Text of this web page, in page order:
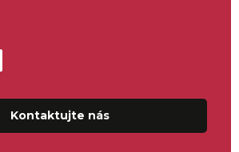
Kontaktujte nás